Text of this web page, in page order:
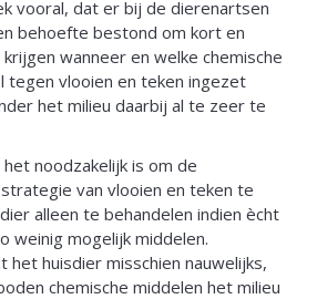
vooral, dat er bij de dierenartsen
behoefte bestond om kort en
wanneer en welke chemische
tegen vlooien en teken ingezet
het milieu daarbij al te zeer te
noodzakelijk is om de
van vlooien en teken te
alleen te behandelen indien ècht
weinig mogelijk middelen.
het huisdier misschien nauwelijks,
chemische middelen het milieu